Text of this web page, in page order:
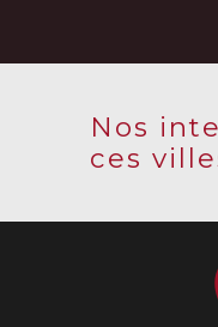
Nos
ces